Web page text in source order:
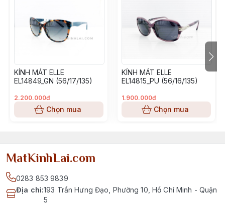
KÍNH MÁT ELLE
EL14849_GN (56/17/135)
2.200.000đ
Chọn mua
KÍNH MÁT ELLE
EL14815_PU (56/16/135)
1.900.000đ
Chọn mua
MatKinhLai.com
0283 853 9839
Địa chỉ:193 Trần Hưng Đạo, Phường 10, Hồ Chí Minh - Quận
5